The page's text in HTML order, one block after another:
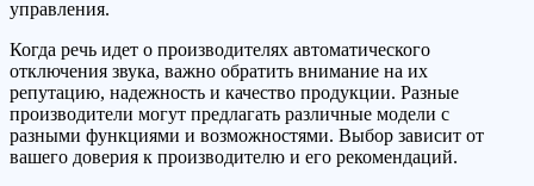
управления.
Когда речь идет о производителях автоматического
отключения звука, важно обратить внимание на их
репутацию, надежность и качество продукции. Разные
производители могут предлагать различные модели с
разными функциями и возможностями. Выбор зависит от
вашего доверия к производителю и его рекомендаций.